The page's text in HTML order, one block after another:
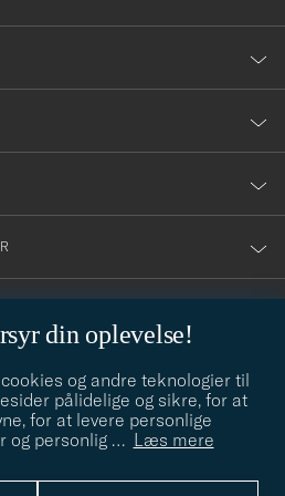
din oplevelse!
og andre teknologier til
pålidelige og sikre, for at
for at levere personlige
og personlig … Læs mere
din stil? Lad os hjælpe dig, vi hjælper